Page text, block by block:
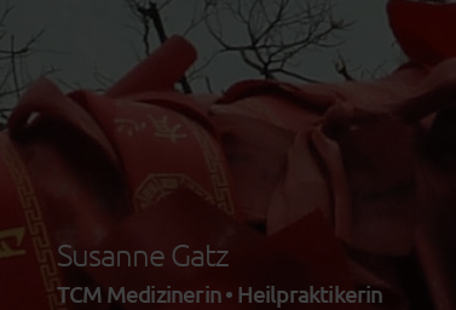
Susanne Gatz
TCM Medizinerin • Heilpraktikerin